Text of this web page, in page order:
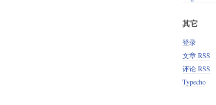
其它
登录
文章 RSS
评论 RSS
Typecho